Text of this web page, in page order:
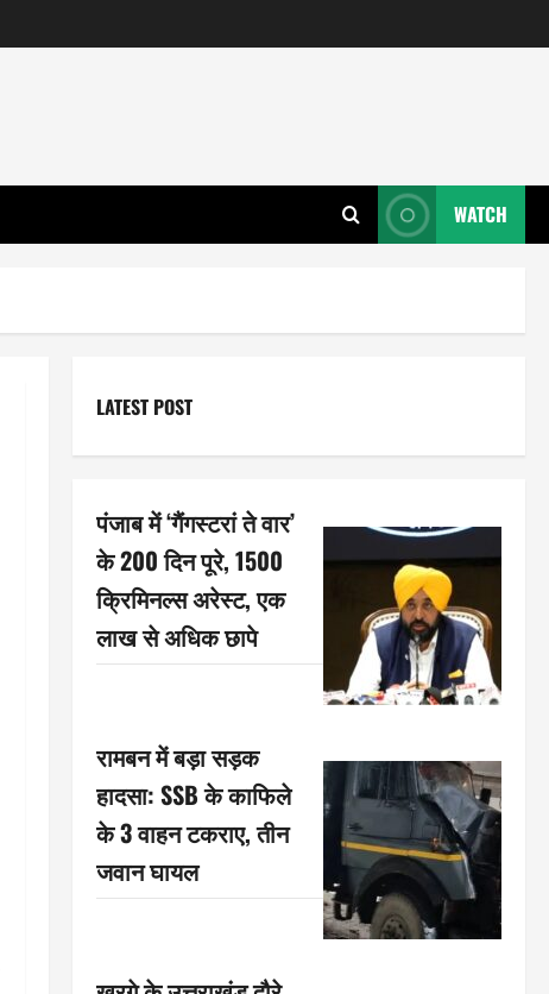
WATCH
LATEST POST
पंजाब में ‘गैंगस्टरां ते वार’
के 200 दिन पूरे, 1500
क्रिमिनल्स अरेस्ट, एक
लाख से अधिक छापे
रामबन में बड़ा सड़क
हादसा: SSB के काफिले
के 3 वाहन टकराए, तीन
जवान घायल